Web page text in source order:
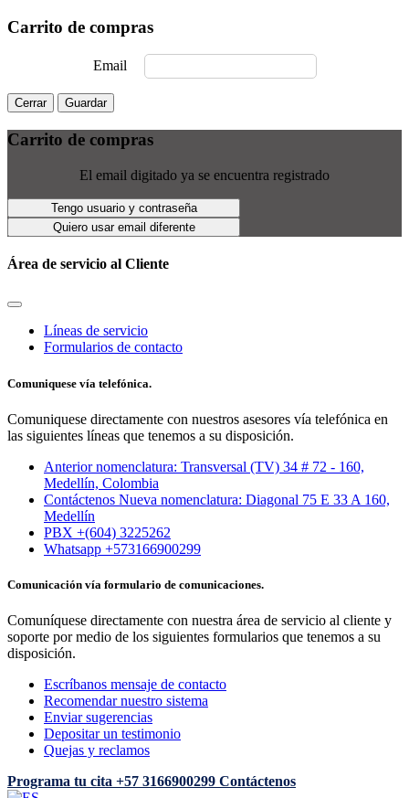
Carrito de compras
Email
Cerrar Guardar
Carrito de compras
El email digitado ya se encuentra registrado
Tengo usuario y contraseña
Quiero usar email diferente
Área de servicio al Cliente
Líneas de servicio
Formularios de contacto
Comuniquese vía telefónica.
Comuniquese directamente con nuestros asesores vía telefónica en
las siguientes líneas que tenemos a su disposición.
Anterior nomenclatura: Transversal (TV) 34 # 72 - 160,
Medellín, Colombia
Contáctenos Nueva nomenclatura: Diagonal 75 E 33 A 160,
Medellín
PBX +(604) 3225262
Whatsapp +573166900299
Comunicación vía formulario de comunicaciones.
Comuníquese directamente con nuestra área de servicio al cliente y
soporte por medio de los siguientes formularios que tenemos a su
disposición.
Escríbanos mensaje de contacto
Recomendar nuestro sistema
Enviar sugerencias
Depositar un testimonio
Quejas y reclamos
Programa tu cita +57 3166900299 Contáctenos